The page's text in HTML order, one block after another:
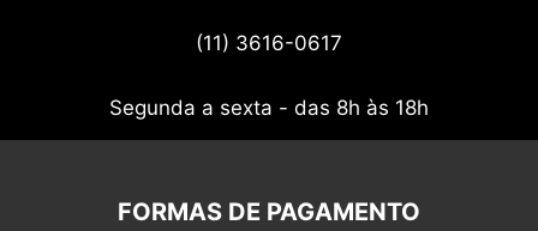
(11) 3616-0617
Segunda a sexta - das 8h às 18h
FORMAS DE PAGAMENTO